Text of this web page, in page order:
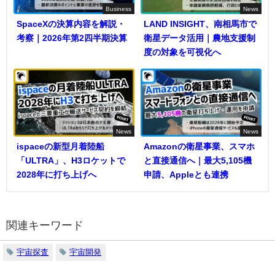
Business
SpaceXの決算内容を解説・
考察｜2026年第2四半期決算
News
LAND INSIGHT、南相馬市で
衛星データ活用｜農地支援制
度の対象を可視化へ
News
ispaceの新型月着陸船
「ULTRA」、H3ロケットで
2028年に打ち上げへ
News
Amazonの衛星事業、スマホ
と直接通信へ｜最大5,105機
申請、Appleとも連携
関連キーワード
宇宙探査 宇宙開発